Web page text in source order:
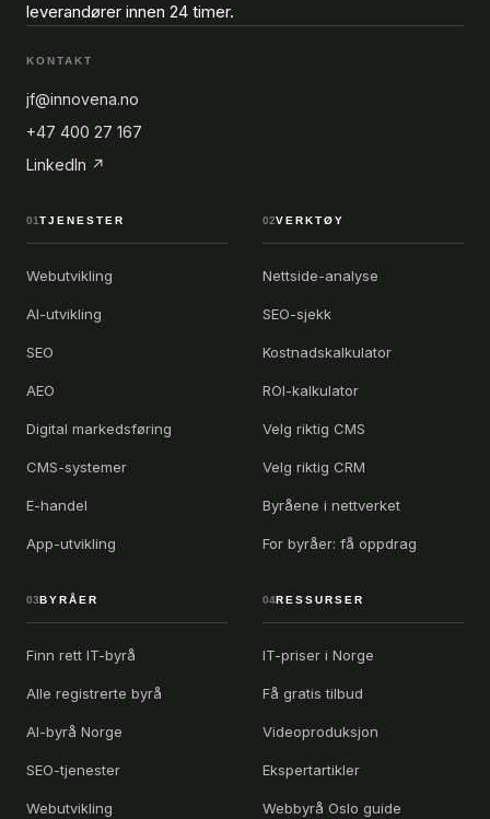
leverandører innen 24 timer.
KONTAKT
jf@innovena.no
+47 400 27 167
LinkedIn ↗
01TJENESTER
Webutvikling
AI-utvikling
SEO
AEO
Digital markedsføring
CMS-systemer
E-handel
App-utvikling
02VERKTØY
Nettside-analyse
SEO-sjekk
Kostnadskalkulator
ROI-kalkulator
Velg riktig CMS
Velg riktig CRM
Byråene i nettverket
For byråer: få oppdrag
03 BYRÅER
Finn rett IT-byrå
Alle registrerte byrå
AI-byrå Norge
SEO-tjenester
Webutvikling
04RESSURSER
IT-priser i Norge
Få gratis tilbud
Videoproduksjon
Ekspertartikler
Webbyrå Oslo guide